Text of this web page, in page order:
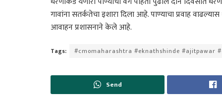
गावांना सतर्कतेचा इशारा दिला आहे. पाण्याचा प्रवाह
आवाहन प्रशासनाने केले आहे.
Tags: #cmomaharashtra #eknathshinde #ajitpawar
Send